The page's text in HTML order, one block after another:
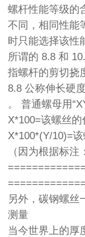
螺杆性能等级的
不同，相同性能
时只能选择该性
所谓的 8.8 和
指螺杆的剪切挠
8.8 公称伸长硬
。 普通螺母用
X*100=该螺丝的
X*100*(Y/10)=
（因为根据标注
=============
另外，碳钢螺丝
测量
当今世界上的厚